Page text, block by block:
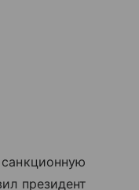
президент